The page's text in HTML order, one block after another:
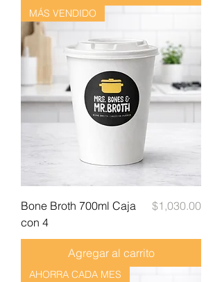
MÁS VENDIDO
Bone Broth 700ml Caja
con 4
Precio
$1,030.00
Agregar al carrito
AHORRA CADA MES